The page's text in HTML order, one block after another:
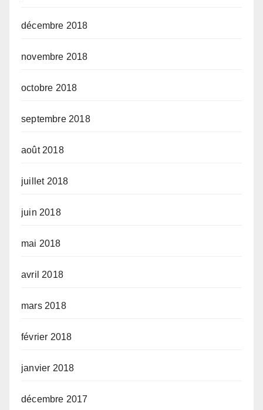
décembre 2018
novembre 2018
octobre 2018
septembre 2018
août 2018
juillet 2018
juin 2018
mai 2018
avril 2018
mars 2018
février 2018
janvier 2018
décembre 2017